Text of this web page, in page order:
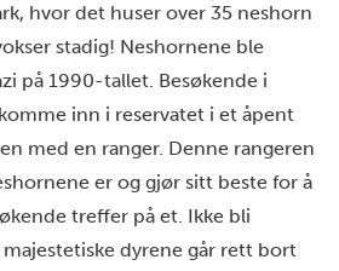
hvor det huser over 35 neshorn
stadig! Neshornene ble
på 1990-tallet. Besøkende i
inn i reservatet i et åpent
med en ranger. Denne rangeren
er og gjør sitt beste for å
treffer på et. Ikke bli
dyrene går rett bort